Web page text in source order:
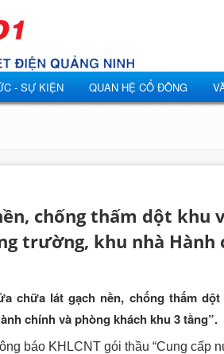
- SỰ KIỆN QUAN HỆ CỔ ĐÔNG
chống thấm dột khu
trường, khu nhà Hành
chữa lát gạch nền, chống thấm
chính và phòng khách khu 3 tầng”.
báo KHLCNT gói thầu “Cung cấp